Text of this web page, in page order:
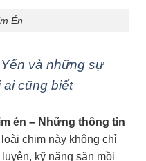
Én
và những sự
ai cũng biết
én – Những thông tin
chim này không chỉ
kỹ năng săn mồi